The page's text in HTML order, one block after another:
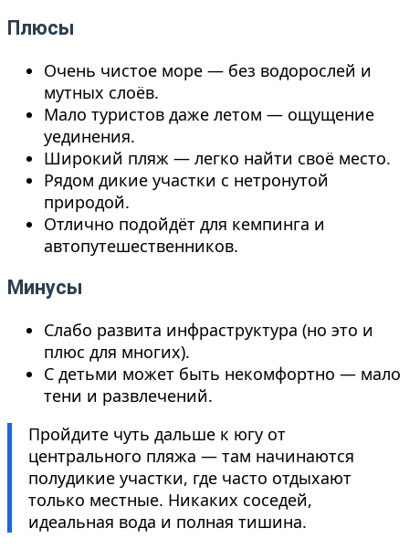
Плюсы
Очень чистое море — без водорослей и
мутных слоёв.
Мало туристов даже летом — ощущение
уединения.
Широкий пляж — легко найти своё место.
Рядом дикие участки с нетронутой
природой.
Отлично подойдёт для кемпинга и
автопутешественников.
Минусы
Слабо развита инфраструктура (но это и
плюс для многих).
С детьми может быть некомфортно — мало
тени и развлечений.
Пройдите чуть дальше к югу от
центрального пляжа — там начинаются
полудикие участки, где часто отдыхают
только местные. Никаких соседей,
идеальная вода и полная тишина.